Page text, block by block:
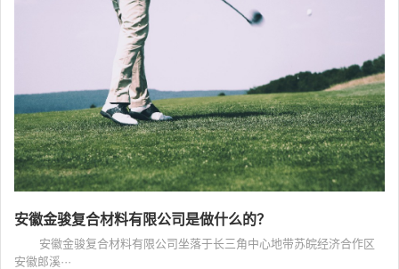
安徽金骏复合材料有限公司是做什么的？
安徽金骏复合材料有限公司坐落于长三角中心地带苏皖经济合作区
安徽郎溪···